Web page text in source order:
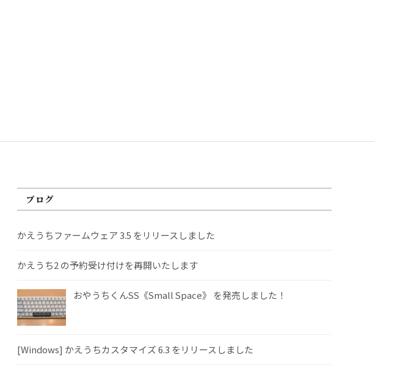
ブログ
かえうちファームウェア 3.5 をリリースしました
かえうち2 の予約受け付けを再開いたします
おやうちくんSS《Small Space》 を発売しました！
[Windows] かえうちカスタマイズ 6.3 をリリースしました